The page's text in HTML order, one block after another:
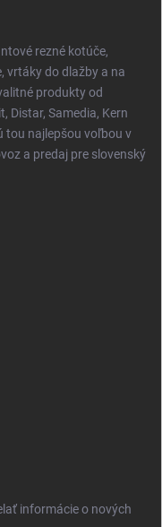
rezné kotúče,
vrtáky do dlažby a na
produkty od
Distar, Samedia, Kern
tou najlepšou voľbou v
a predaj pre slovenský
informácie o nových